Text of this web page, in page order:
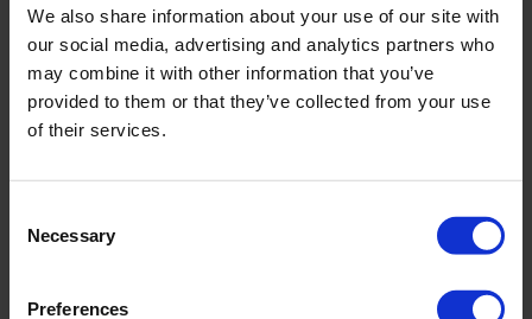
We also share information about your use of our site with
our social media, advertising and analytics partners who
may combine it with other information that you’ve
provided to them or that they’ve collected from your use
of their services.
Selection
Necessary
Preferences
Mediterranea – ein freudvolles Mosaik aus Mittelmeerblau, frischem
Grün und sandigem Creme, wie der goldene Dunst des späten
Nachmittags an der Amalfiküste.
Weitenvariabel für individuelle Passform. Voll gefüttert für optimalen
Innenfutter: 73% Polyamid,27% Elasthan